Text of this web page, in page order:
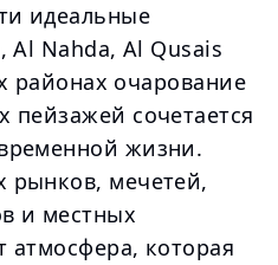
идеальные
Al Nahda, Al Qusais
районах очарование
пейзажей сочетается
жизни.
рынков, мечетей,
и местных
атмосфера, которая